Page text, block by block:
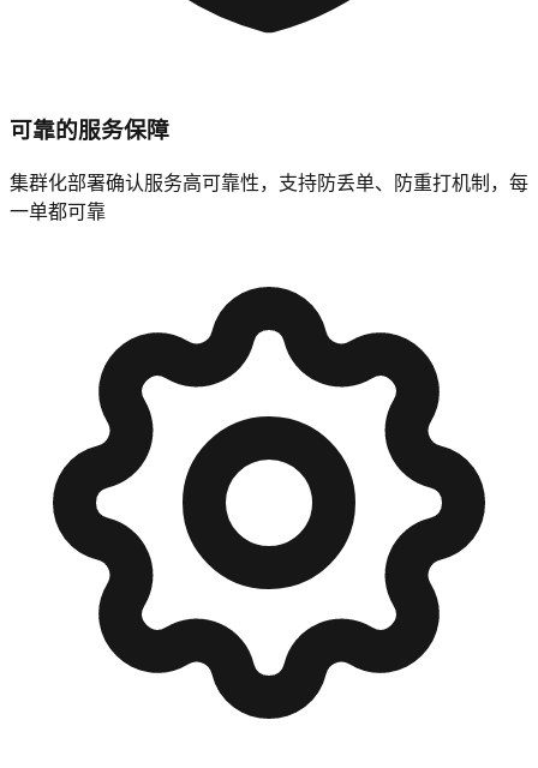
可靠的服务保障
集群化部署确认服务高可靠性，支持防丢单、防重打机制，每
一单都可靠